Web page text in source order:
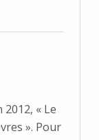
« Le
». Pour